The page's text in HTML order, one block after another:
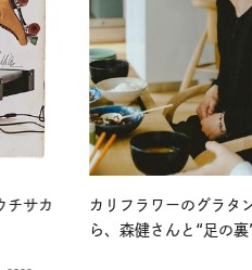
チサカ
カリフラワーのグラタ
ら、森健さんと“足の